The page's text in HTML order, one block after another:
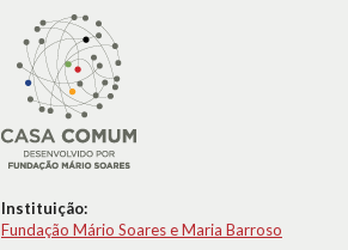
Instituição:
Fundação Mário Soares e Maria Barroso